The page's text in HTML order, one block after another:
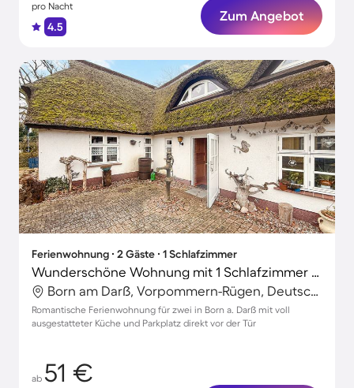
pro Nacht
4.5
Zum Angebot
Ferienwohnung ∙ 2 Gäste ∙ 1 Schlafzimmer
Wunderschöne Wohnung mit 1 Schlafzimmer für 2 Personen
Born am Darß, Vorpommern-Rügen, Deutschland
Romantische Ferienwohnung für zwei in Born a. Darß mit voll
ausgestatteter Küche und Parkplatz direkt vor der Tür
ab 51 €